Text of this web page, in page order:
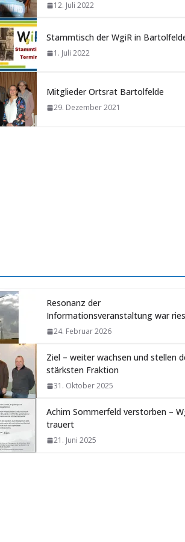
12. Juli 2022
Stammtisch der WgiR in
1. Juli 2022
Mitglieder Ortsrat Bartolfelde
29. Dezember 2021
Resonanz der
Informationsveranstaltung war
24. Februar 2026
Ziel – weiter wachsen und stellen
stärksten Fraktion
31. Oktober 2025
Achim Sommerfeld verstorben –
trauert
21. Juni 2025